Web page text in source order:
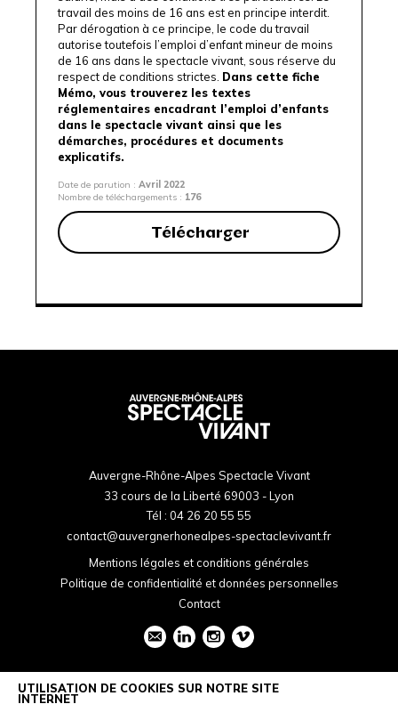
travail des moins de 16 ans est en principe interdit.
Par dérogation à ce principe, le code du travail
autorise toutefois l’emploi d’enfant mineur de moins
de 16 ans dans le spectacle vivant, sous réserve du
respect de conditions strictes. Dans cette fiche
Mémo, vous trouverez les textes
réglementaires encadrant l’emploi d’enfants
dans le spectacle vivant ainsi que les
démarches, procédures et documents
explicatifs.
Date de parution : Avril 2022
Nombre de téléchargements : 176
Télécharger
Auvergne-Rhône-Alpes Spectacle Vivant
33 cours de la Liberté 69003 - Lyon
Tél : 04 26 20 55 55
contact@auvergnerhonealpes-spectaclevivant.fr
Mentions légales et conditions générales
Politique de confidentialité et données personnelles
Contact
UTILISATION DE COOKIES SUR NOTRE SITE
INTERNET